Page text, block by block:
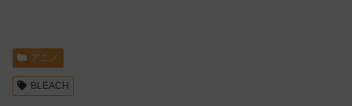
アニメ
BLEACH